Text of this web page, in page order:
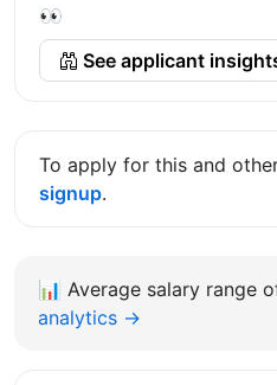
👀
See applicant
To apply for this and
signup.
📊 Average salary range
analytics →